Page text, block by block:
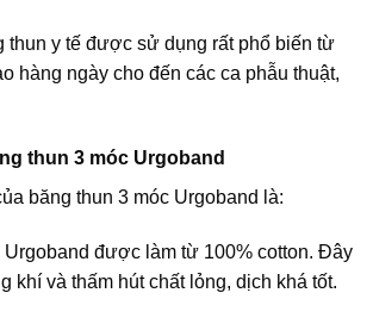
thun y tế được sử dụng rất phổ biến từ
hàng ngày cho đến các ca phẫu thuật,
thun 3 móc Urgoband
​​băng thun 3 móc Urgoband là:
Urgoband được làm từ 100% cotton. Đây
khí và thấm hút chất lỏng, dịch khá tốt.